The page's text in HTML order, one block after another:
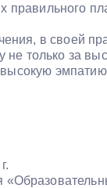
правильного
в своей
только за